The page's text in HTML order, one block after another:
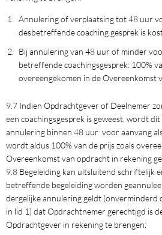
Annulering of verplaatsing tot 48 uur
desbetreffende coaching gesprek is
Bij annulering van 48 uur of minder
betreffende coachingsgesprek: 100%
overeengekomen in de Overeenkomst
9.7 Indien Opdrachtgever of Deelnemer
een coachingsgesprek is geweest, wordt
annulering binnen 48 uur voor aanvang
wordt aldus 100% van de prijs zoals
Overeenkomst van opdracht in rekening
9.8 Begeleiding kan uitsluitend schriftelijk
betreffende begeleiding worden
dergelijke annulering geldt (onverminderd
in lid 1) dat Opdrachtnemer gerechtigd is
Opdrachtgever in rekening te brengen: